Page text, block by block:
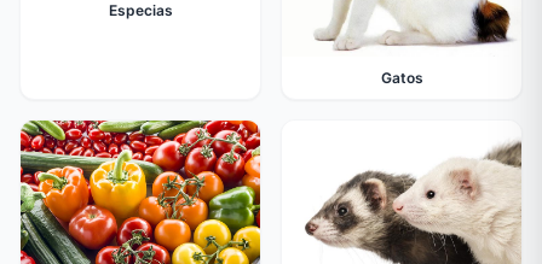
Especias
Gatos